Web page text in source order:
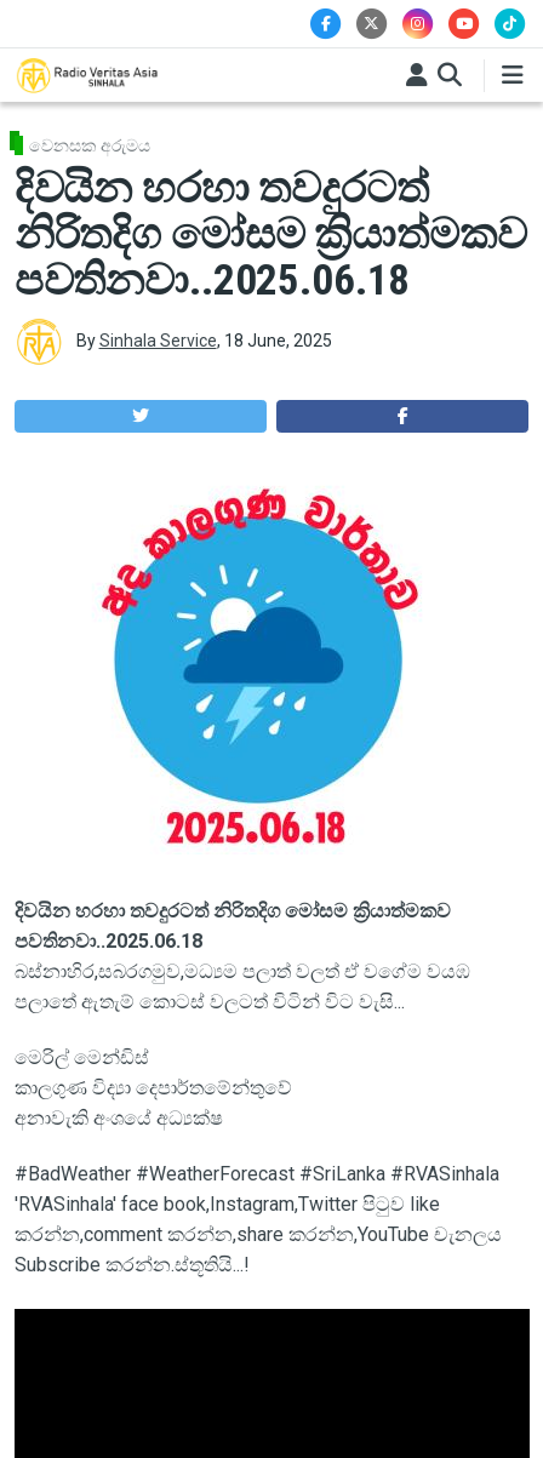
වෙනසක අරුමය
දිවයින හරහා තවදුරටත්
නිරිතදිග මෝසම ක්‍රියාත්මකව
පවතිනවා..2025.06.18
BySinhala Service, 18 June, 2025
දිවයින හරහා තවදුරටත් නිරිතදිග මෝසම ක්‍රියාත්මකව
පවතිනවා..2025.06.18
බස්නාහිර,සබරගමුව,මධ්‍යම පලාත් වලත් ඒ වගේම වයඹ
පලාතේ ඇතැම් කොටස් වලටත් විටින් විට වැසි...
මෙරිල් මෙන්ඩිස්
කාලගුණ විද්‍යා දෙපාර්තමේන්තුවේ
අනාවැකි අංශයේ අධ්‍යක්ෂ
#BadWeather #WeatherForecast #SriLanka #RVASinhala
'RVASinhala' face book,Instagram,Twitter පිටුව like
කරන්න,comment කරන්න,share කරන්න,YouTube චැනලය
Subscribe කරන්න.ස්තූතියි...!